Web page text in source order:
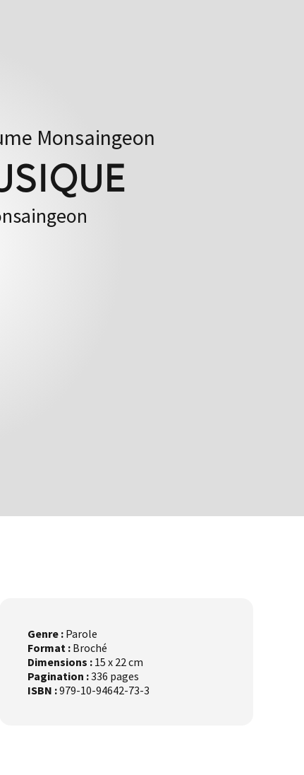
Monsaingeon
Genre : Parole
Format : Broché
Dimensions : 15 x 22 cm
Pagination :336 pages
ISBN :979-10-94642-73-3